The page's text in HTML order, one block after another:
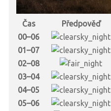
Čas Předpověď
00–06
01–07
02–08
03–04
04–05
05–06